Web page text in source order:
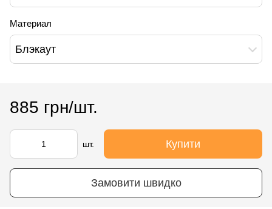
Материал
Блэкаут
885 грн/шт.
шт. Купити
Замовити швидко